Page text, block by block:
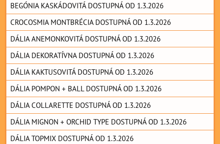
BEGÓNIA KASKÁDOVITÁ DOSTUPNÁ OD 1.3.2026
CROCOSMIA MONTBRÉCIA DOSTUPNÁ OD 1.3.2026
DÁLIA ANEMONKOVITÁ DOSTUPNÁ OD 1.3.2026
DÁLIA DEKORATÍVNA DOSTUPNÁ OD 1.3.2026
DÁLIA KAKTUSOVITÁ DOSTUPNÁ OD 1.3.2026
DÁLIA POMPON + BALL DOSTUPNÁ OD 1.3.2026
DÁLIA COLLARETTE DOSTUPNÁ OD 1.3.2026
DÁLIA MIGNON + ORCHID TYPE DOSTUPNÁ OD 1.3.2026
DÁLIA TOPMIX DOSTUPNÁ OD 1.3.2026